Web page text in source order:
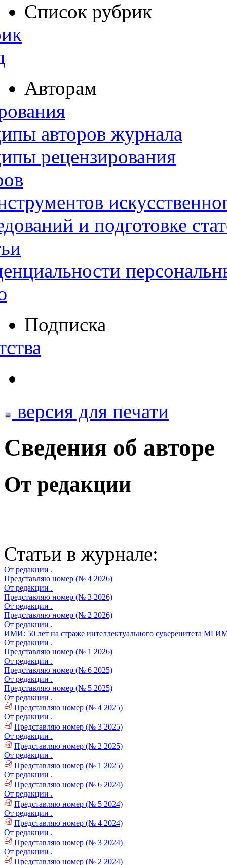
Список рубрик
Авторам
авторов журнала
рецензирования
и подготовке
Подписка
версия для печати
Сведения об авторе
От редакции
Статьи в журнале:
От редакции .
Представляю номер (№ 4 2026)
От редакции .
Представляю номер (№ 3 2026)
От редакции .
Представляю номер (№ 2 2026)
От редакции .
ИМИ: 50 лет на страже интеллектуального суверенитета
От редакции .
Представляю номер (№ 1 2026)
От редакции .
Представляю номер (№ 6 2025)
От редакции .
Представляю номер (№ 5 2025)
От редакции .
Представляю номер (№ 4 2025)
От редакции .
Представляю номер (№ 3 2025)
От редакции .
Представляю номер (№ 2 2025)
От редакции .
Представляю номер (№ 1 2025)
От редакции .
Представляю номер (№ 6 2024)
От редакции .
Представляю номер (№ 5 2024)
От редакции .
Представляю номер (№ 4 2024)
От редакции .
Представляю номер (№ 3 2024)
От редакции .
Представляю номер (№ 2 2024)